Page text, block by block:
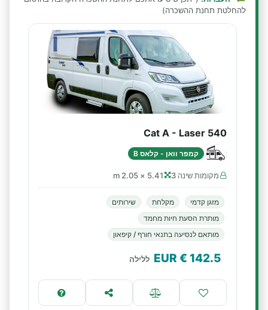
להחלטת תחנת ההשכרה)
Cat A - Laser 540
קמפר וואן - קלאס B
מקומות שינה 3 5.41 × 2.05 m
מזגן קדמי מקלחת
שירותים
מותרת הסעת חיות מחמד
מותאם לנסיעה בתנאי חורף / קיפאון
142.5
€ EUR ללילה